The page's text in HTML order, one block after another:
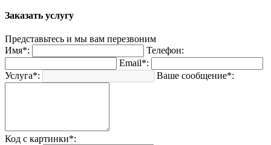
Заказать услугу
Представьтесь и мы вам перезвоним
Имя*:
Телефон:
Email*:
Услуга*:
Ваше сообщение*:
Код с картинки*: